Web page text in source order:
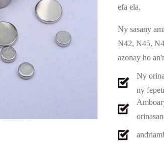
efa ela.
Ny sasany
N42, N45,
azonay ho
Ny
ny